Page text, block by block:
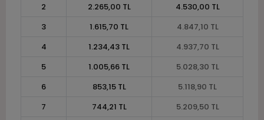
2
2.265,00 TL
4.530,00 TL
3
1.615,70 TL
4.847,10 TL
4
1.234,43 TL
4.937,70 TL
5
1.005,66 TL
5.028,30 TL
6
853,15 TL
5.118,90 TL
7
744,21 TL
5.209,50 TL